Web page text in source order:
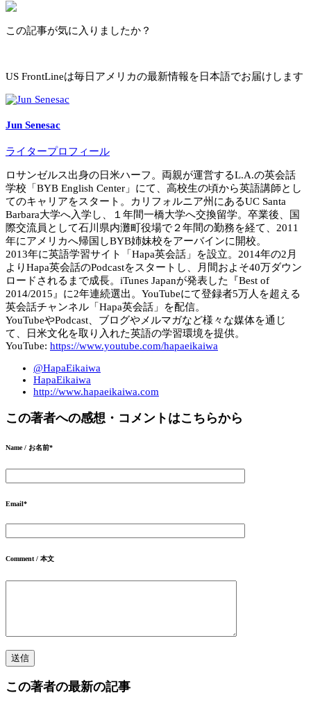
この記事が気に入りましたか？
US FrontLineは毎日アメリカの最新情報を日本語でお届けします
Jun Senesac
ライタープロフィール
ロサンゼルス出身の日米ハーフ。両親が運営するL.A.の英会話
学校「BYB English Center」にて、高校生の頃から英語講師とし
てのキャリアをスタート。カリフォルニア州にあるUC Santa
Barbara大学へ入学し、１年間一橋大学へ交換留学。卒業後、国
際交流員として石川県内灘町役場で２年間の勤務を経て、2011
年にアメリカへ帰国しBYB姉妹校をアーバインに開校。
2013年に英語学習サイト「Hapa英会話」を設立。2014年の2月
よりHapa英会話のPodcastをスタートし、月間およそ40万ダウン
ロードされるまで成長。iTunes Japanが発表した『Best of
2014/2015』に2年連続選出。YouTubeにて登録者5万人を超える
英会話チャンネル「Hapa英会話」を配信。
YouTubeやPodcast、ブログやメルマガなど様々な媒体を通じ
て、日米文化を取り入れた英語の学習環境を提供。
YouTube: https://www.youtube.com/hapaeikaiwa
@HapaEikaiwa
HapaEikaiwa
http://www.hapaeikaiwa.com
この著者への感想・コメントはこちらから
Name / お名前*
Email*
Comment / 本文
この著者の最新の記事